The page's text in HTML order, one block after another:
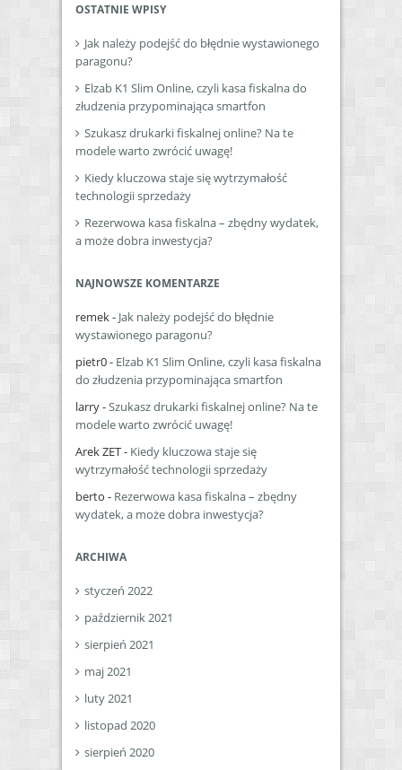
OSTATNIE WPISY
Jak należy podejść do błędnie wystawionego
paragonu?
Elzab K1 Slim Online, czyli kasa fiskalna do
złudzenia przypominająca smartfon
Szukasz drukarki fiskalnej online? Na te
modele warto zwrócić uwagę!
Kiedy kluczowa staje się wytrzymałość
technologii sprzedaży
Rezerwowa kasa fiskalna – zbędny wydatek,
a może dobra inwestycja?
NAJNOWSZE KOMENTARZE
remek- Jak należy podejść do błędnie
wystawionego paragonu?
pietr0- Elzab K1 Slim Online, czyli kasa fiskalna
do złudzenia przypominająca smartfon
larry-Szukasz drukarki fiskalnej online? Na te
modele warto zwrócić uwagę!
Arek ZET- Kiedy kluczowa staje się
wytrzymałość technologii sprzedaży
berto - Rezerwowa kasa fiskalna – zbędny
wydatek, a może dobra inwestycja?
ARCHIWA
styczeń 2022
październik 2021
sierpień 2021
maj 2021
luty 2021
listopad 2020
sierpień 2020